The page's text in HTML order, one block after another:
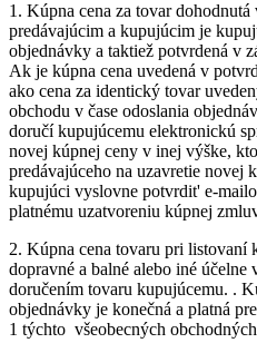
1. Kúpna cena za tovar
predávajúcim a kupujúcim je
objednávky a taktiež potvrdená v
Ak je kúpna cena uvedená v
ako cena za identický tovar
obchodu v čase odoslania
doručí kupujúcemu elektronickú
novej kúpnej ceny v inej výške,
predávajúceho na uzavretie novej
kupujúci vyslovne potvrdit' e-
platnému uzatvoreniu kúpnej
2. Kúpna cena tovaru pri listovaní
dopravné a balné alebo iné
doručením tovaru kupujúcemu. .
objednávky je konečná a platná
1 týchto všeobecných